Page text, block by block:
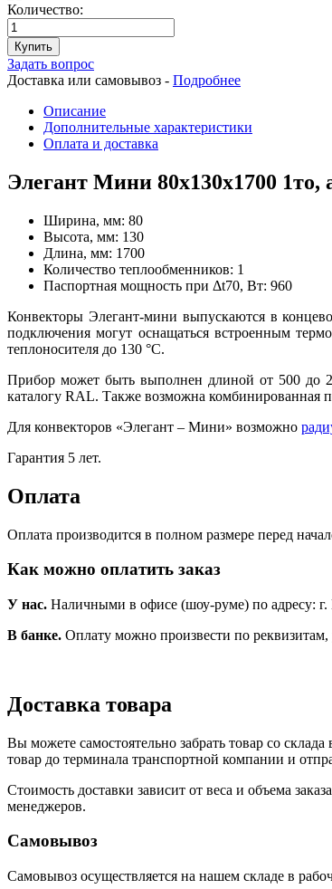
Количество:
Купить
Задать вопрос
Доставка или самовывоз - Подробнее
Описание
Дополнительные характеристики
Оплата и доставка
Элегант Мини 80x130x1700
Ширина, мм: 80
Высота, мм: 130
Длина, мм: 1700
Количество теплообменников: 1
Паспортная мощность при Δt70, Вт: 960
Конвекторы Элегант-мини выпускаются в
подключения могут оснащаться встроенным
теплоносителя до 130 °С.
Прибор может быть выполнен длиной от 500 до
каталогу RAL. Также возможна комбинированная
Для конвекторов «Элегант – Мини» возможно
Гарантия 5 лет.
Оплата
Оплата производится в полном размере перед
Как можно оплатить заказ
У нас. Наличными в офисе (шоу-руме) по адресу: г.
В банке. Оплату можно произвести по реквизитам,
Доставка товара
Вы можете самостоятельно забрать товар со
товар до терминала транспортной компании и
Стоимость доставки зависит от веса и объема
менеджеров.
Самовывоз
Самовывоз осуществляется на нашем складе в